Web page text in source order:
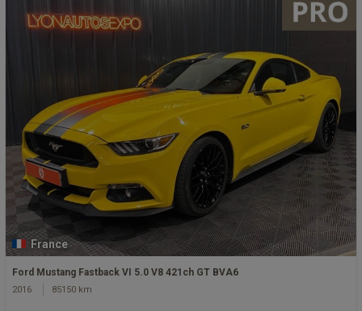
France
Ford Mustang Fastback VI 5.0 V8 421ch GT BVA6
2016 85150 km